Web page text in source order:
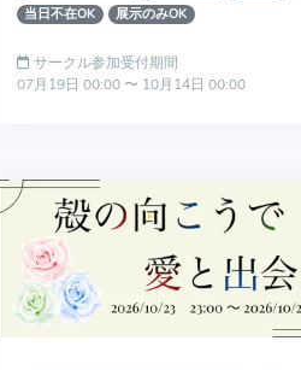
当日不在OK
展示のみOK
サークル参加受付期間
07月19日 00:00 〜 10月14日 00:00